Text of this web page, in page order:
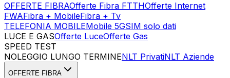
OFFERTE FIBRAOfferte Fibra FTTHOfferte Internet
FWAFibra + MobileFibra + Tv
TELEFONIA MOBILEMobile 5GSIM solo dati
LUCE E GASOfferte LuceOfferte Gas
SPEED TEST
NOLEGGIO LUNGO TERMINENLT PrivatiNLT Aziende
OFFERTE FIBRA